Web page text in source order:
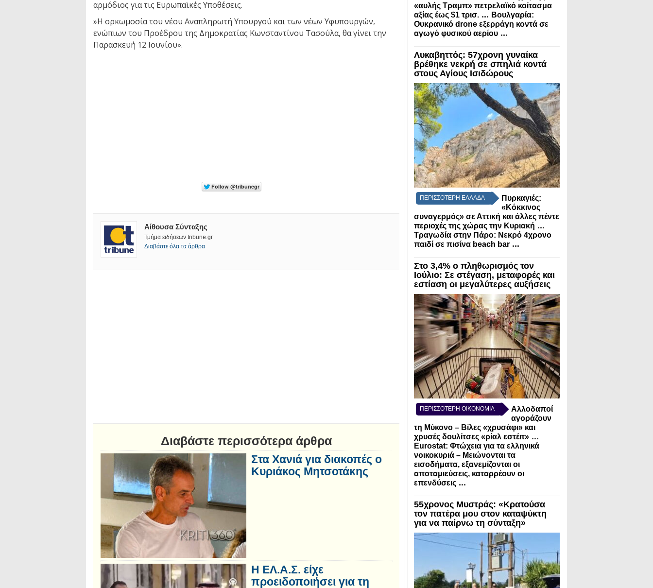
«αυλής Τραμπ» πετρελαϊκό κοίτασμα
αξίας έως $1 τρισ. ... Βουλγαρία:
Ουκρανικό drone εξερράγη κοντά σε
αγωγό φυσικού αερίου ...
Λυκαβηττός: 57χρονη γυναίκα
βρέθηκε νεκρή σε σπηλιά κοντά
στους Αγίους Ισιδώρους
ΠΕΡΙΣΣΟΤΕΡΗ ΕΛΛΑΔΑ
Πυρκαγιές:
«Κόκκινος
συναγερμός» σε Αττική και άλλες πέντε
περιοχές της χώρας την Κυριακή ...
Τραγωδία στην Πάρο: Νεκρό 4χρονο
παιδί σε πισίνα beach bar ...
Στο 3,4% ο πληθωρισμός τον
Ιούλιο: Σε στέγαση, μεταφορές και
εστίαση οι μεγαλύτερες αυξήσεις
ΠΕΡΙΣΣΟΤΕΡΗ ΟΙΚΟΝΟΜΙΑ
Αλλοδαποί
αγοράζουν
τη Μύκονο – Βίλες «χρυσάφι» και
χρυσές δουλίτσες «ρίαλ εστέιτ» ...
Eurostat: Φτώχεια για τα ελληνικά
νοικοκυριά – Μειώνονται τα
εισοδήματα, εξανεμίζονται οι
αποταμιεύσεις, καταρρέουν οι
επενδύσεις ...
55χρονος Μυστράς: «Κρατούσα
τον πατέρα μου στον καταψύκτη
για να παίρνω τη σύνταξη»
αρμόδιος για τις Ευρωπαϊκές Υποθέσεις.
»Η ορκωμοσία του νέου Αναπληρωτή Υπουργού και των νέων Υφυπουργών,
ενώπιων του Προέδρου της Δημοκρατίας Κωνσταντίνου Τασούλα, θα γίνει την
Παρασκευή 12 Ιουνίου».
Αίθουσα Σύνταξης
Τμήμα ειδήσεων tribune.gr
Διαβάστε όλα τα άρθρα
Διαβάστε περισσότερα άρθρα
Στα Χανιά για διακοπές ο
Κυριάκος Μητσοτάκης
Η ΕΛ.Α.Σ. είχε
προειδοποιήσει για τη